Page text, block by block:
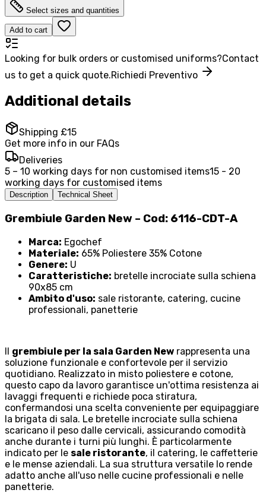
Select sizes and quantities
Add to cart
Looking for bulk orders or customised uniforms?Contact
us to get a quick quote.Richiedi Preventivo
Additional details
Shipping £15
Get more info in our FAQs
Deliveries
5 – 10 working days for non customised items15 - 20
working days for customised items
Description Technical Sheet
Grembiule Garden New – Cod: 6116-CDT-A
Marca: Egochef
Materiale: 65% Poliestere 35% Cotone
Genere: U
Caratteristiche: bretelle incrociate sulla schiena
90x85 cm
Ambito d'uso: sale ristorante, catering, cucine
professionali, panetterie
Il grembiule per la sala Garden New rappresenta una
soluzione funzionale e confortevole per il servizio
quotidiano. Realizzato in misto poliestere e cotone,
questo capo da lavoro garantisce un'ottima resistenza ai
lavaggi frequenti e richiede poca stiratura,
confermandosi una scelta conveniente per equipaggiare
la brigata di sala. Le bretelle incrociate sulla schiena
scaricano il peso dalle cervicali, assicurando comodità
anche durante i turni più lunghi. È particolarmente
indicato per le sale ristorante, il catering, le caffetterie
e le mense aziendali. La sua struttura versatile lo rende
adatto anche all'uso nelle cucine professionali e nelle
panetterie.